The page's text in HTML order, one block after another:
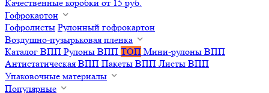
Качественные коробки от 15 руб.
Гофрокартон
Гофролисты Рулонный гофрокартон
Воздушно-пузырьковая пленка
Каталог ВПП Рулоны ВПП ТОП Мини-рулоны ВПП
Антистатическая ВПП Пакеты ВПП Листы ВПП
Упаковочные материалы
Популярные